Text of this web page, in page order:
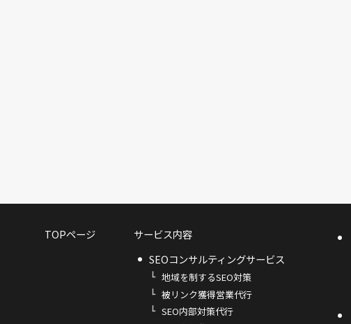
TOPページ
サービス内容
SEOコンサルティングサービス
地域を制するSEO対策
被リンク獲得営業代行
SEO内部対策代行